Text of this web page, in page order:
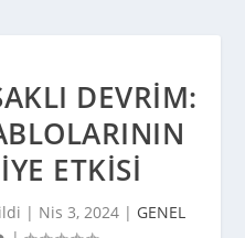
DEVRIM:
ETKISI
| Nis 3, 2024 | GENEL